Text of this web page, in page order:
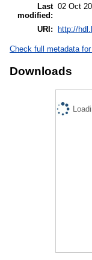
Last
modified:
02 Oct
URI: http://
Check full metadata
Downloads